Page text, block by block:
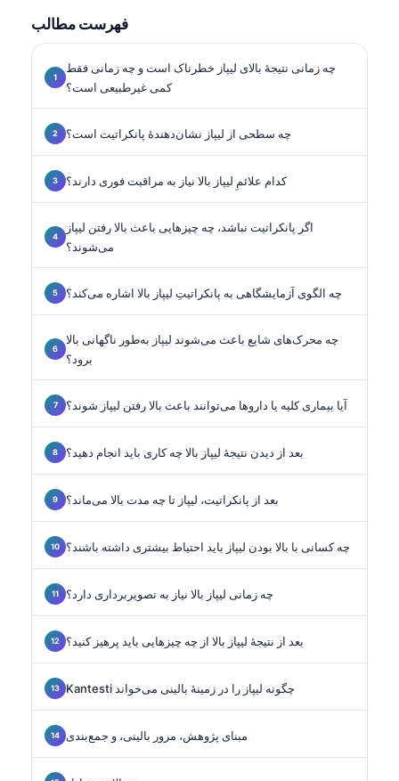
فهرست مطالب
چه زمانی نتیجهٔ بالای لیپاز خطرناک است و چه زمانی فقط
کمی غیرطبیعی است؟
چه سطحی از لیپاز نشان‌دهندهٔ پانکراتیت است؟
کدام علائمِ لیپاز بالا نیاز به مراقبت فوری دارند؟
اگر پانکراتیت نباشد، چه چیزهایی باعث بالا رفتن لیپاز
می‌شوند؟
چه الگوی آزمایشگاهی به پانکراتیتِ لیپاز بالا اشاره می‌کند؟
چه محرک‌های شایع باعث می‌شوند لیپاز به‌طور ناگهانی بالا
برود؟
آیا بیماری کلیه یا داروها می‌توانند باعث بالا رفتن لیپاز شوند؟
بعد از دیدن نتیجهٔ لیپاز بالا چه کاری باید انجام دهید؟
بعد از پانکراتیت، لیپاز تا چه مدت بالا می‌ماند؟
چه کسانی با بالا بودن لیپاز باید احتیاط بیشتری داشته باشند؟
چه زمانی لیپاز بالا نیاز به تصویربرداری دارد؟
بعد از نتیجهٔ لیپاز بالا از چه چیزهایی باید پرهیز کنید؟
Kantesti چگونه لیپاز را در زمینهٔ بالینی می‌خواند
مبنای پژوهش، مرور بالینی، و جمع‌بندی